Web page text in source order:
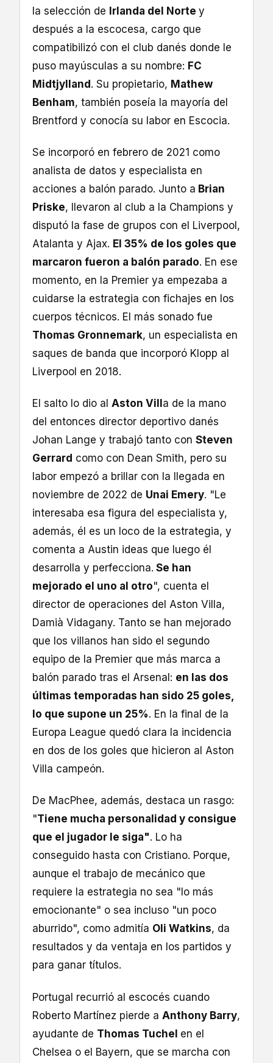
la selección de Irlanda del Norte y
después a la escocesa, cargo que
compatibilizó con el club danés donde le
puso mayúsculas a su nombre: FC
Midtjylland . Su propietario, Mathew
Benham, también poseía la mayoría del
Brentford y conocía su labor en Escocia.
Se incorporó en febrero de 2021 como
analista de datos y especialista en
acciones a balón parado. Junto a Brian
Priske, llevaron al club a la Champions y
disputó la fase de grupos con el Liverpool,
Atalanta y Ajax. El 35% de los goles que
marcaron fueron a balón parado. En ese
momento, en la Premier ya empezaba a
cuidarse la estrategia con fichajes en los
cuerpos técnicos. El más sonado fue
Thomas Gronnemark, un especialista en
saques de banda que incorporó Klopp al
Liverpool en 2018.
El salto lo dio al Aston Vill a de la mano
del entonces director deportivo danés
Johan Lange y trabajó tanto con Steven
Gerrard como con Dean Smith, pero su
labor empezó a brillar con la llegada en
noviembre de 2022 de Unai Emery. "Le
interesaba esa figura del especialista y,
además, él es un loco de la estrategia, y
comenta a Austin ideas que luego él
desarrolla y perfecciona. Se han
mejorado el uno al otro", cuenta el
director de operaciones del Aston Villa,
Damià Vidagany. Tanto se han mejorado
que los villanos han sido el segundo
equipo de la Premier que más marca a
balón parado tras el Arsenal: en las dos
últimas temporadas han sido 25 goles,
lo que supone un 25%. En la final de la
Europa League quedó clara la incidencia
en dos de los goles que hicieron al Aston
Villa campeón.
De MacPhee, además, destaca un rasgo:
"Tiene mucha personalidad y consigue
que el jugador le siga". Lo ha
conseguido hasta con Cristiano. Porque,
aunque el trabajo de mecánico que
requiere la estrategia no sea "lo más
emocionante" o sea incluso "un poco
aburrido", como admitía Oli Watkins, da
resultados y da ventaja en los partidos y
para ganar títulos.
Portugal recurrió al escocés cuando
Roberto Martínez pierde a Anthony Barry,
ayudante de Thomas Tuchel en el
Chelsea o el Bayern, que se marcha con